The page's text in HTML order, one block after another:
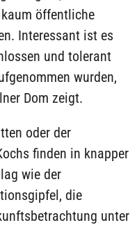
öffentliche
Interessant ist es
und tolerant
wurden,
Dom zeigt.
oder der
finden in knapper
wie der
die
unter